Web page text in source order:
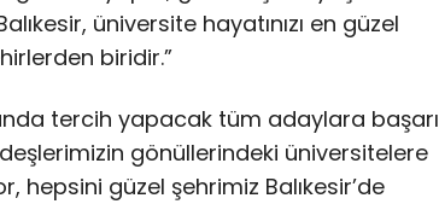
üniversite hayatınızı en güzel
biridir.”
tercih yapacak tüm adaylara başarı
gönüllerindeki üniversitelere
hepsini güzel şehrimiz Balıkesir’de